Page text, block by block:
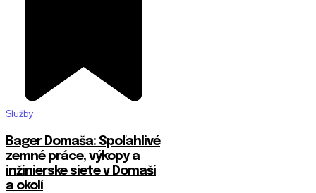
Služby
Bager Domaša: Spoľahlivé
zemné práce, výkopy a
inžinierske siete v Domaši
a okolí